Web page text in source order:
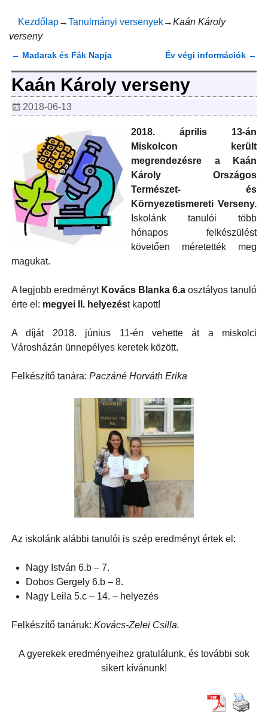
Kezdőlap→Tanulmányi versenyek→Kaán Károly
verseny
Bejegyzés navigáció
← Madarak és Fák Napja Év végi információk →
Kaán Károly verseny
2018-06-13
2018. április 13-án
Miskolcon került
megrendezésre a Kaán
Károly Országos
Természet- és
Környezetismereti Verseny.
Iskolánk tanulói több
hónapos felkészülést
követően méretették meg
magukat.
A legjobb eredményt Kovács Blanka 6.a osztályos tanuló
érte el: megyei II. helyezést kapott!
A díját 2018. június 11-én vehette át a miskolci
Városházán ünnepélyes keretek között.
Felkészítő tanára: Paczáné Horváth Erika
Az iskolánk alábbi tanulói is szép eredményt értek el:
Nagy István 6.b – 7.
Dobos Gergely 6.b – 8.
Nagy Leila 5.c – 14. – helyezés
Felkészítő tanáruk: Kovács-Zelei Csilla.
A gyerekek eredményeihez gratulálunk, és további sok
sikert kívánunk!